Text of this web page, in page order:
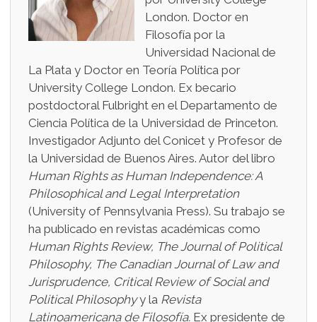
London. Doctor en
Filosofía por la
Universidad Nacional de
La Plata y Doctor en Teoría Política por
University College London. Ex becario
postdoctoral Fulbright en el Departamento de
Ciencia Política de la Universidad de Princeton.
Investigador Adjunto del Conicet y Profesor de
la Universidad de Buenos Aires. Autor del libro
Human Rights as Human Independence: A
Philosophical and Legal Interpretation
(University of Pennsylvania Press). Su trabajo se
ha publicado en revistas académicas como
Human Rights Review, The Journal of Political
Philosophy, The Canadian Journal of Law and
Jurisprudence, Critical Review of Social and
Political Philosophyy la Revista
Latinoamericana de Filosofía. Ex presidente de